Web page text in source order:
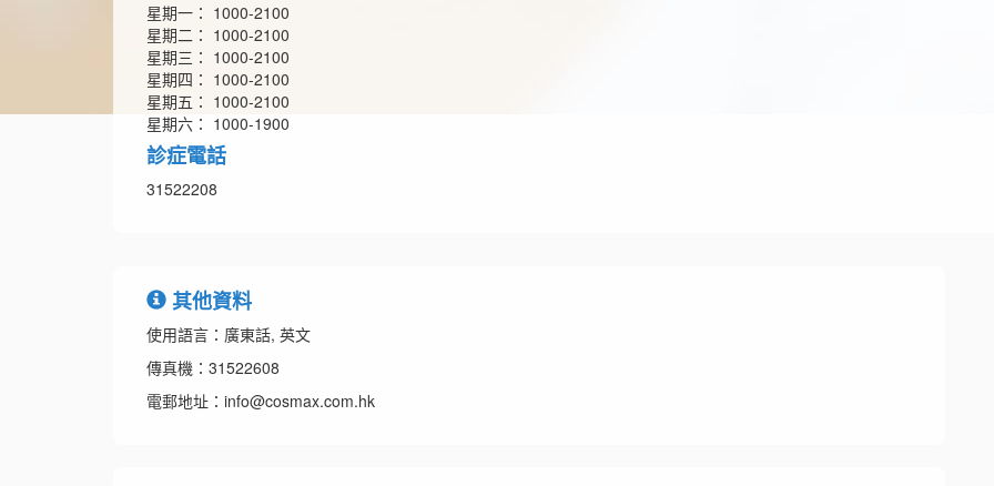
星期一： 1000-2100
星期二： 1000-2100
星期三： 1000-2100
星期四： 1000-2100
星期五： 1000-2100
星期六： 1000-1900
診症電話
31522208
其他資料
使用語言：廣東話, 英文
傳真機：31522608
電郵地址：info@cosmax.com.hk